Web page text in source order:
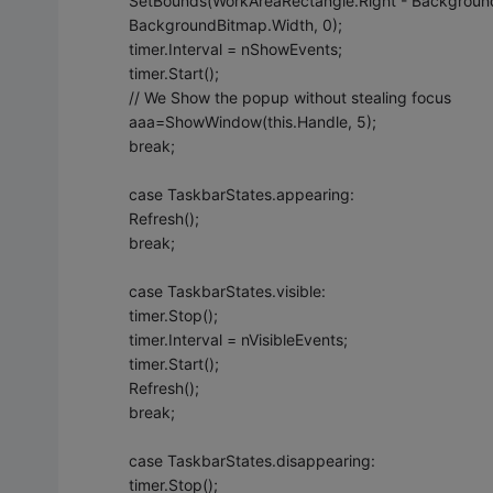
BackgroundBitmap.Width, 0);
timer.Interval = nShowEvents;
timer.Start();
// We Show the popup without stealing focus
aaa=ShowWindow(this.Handle, 5);
break;
case TaskbarStates.appearing:
Refresh();
break;
case TaskbarStates.visible:
timer.Stop();
timer.Interval = nVisibleEvents;
timer.Start();
Refresh();
break;
case TaskbarStates.disappearing:
timer.Stop();